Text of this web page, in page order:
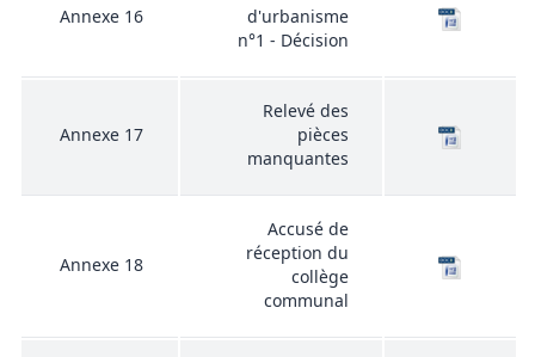
Annexe 16
d'urbanisme
n°1 - Décision
Annexe 17
Relevé des
pièces
manquantes
Annexe 18
Accusé de
réception du
collège
communal